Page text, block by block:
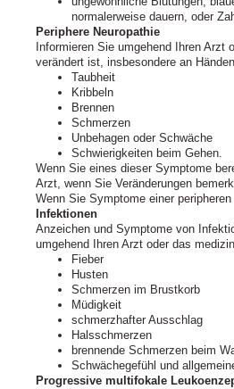
normalerweise dauern, oder
Periphere Neuropathie
Informieren Sie umgehend Ihren Arzt
verändert ist, insbesondere an
Taubheit
Kribbeln
Brennen
Schmerzen
Unbehagen oder Schwäche
Schwierigkeiten beim Gehen.
Wenn Sie eines dieser Symptome
Arzt, wenn Sie Veränderungen
Wenn Sie Symptome einer
Infektionen
Anzeichen und Symptome von
umgehend Ihren Arzt oder das
Fieber
Husten
Schmerzen im Brustkorb
Müdigkeit
schmerzhafter Ausschlag
Halsschmerzen
brennende Schmerzen beim
Schwächegefühl und
Progressive multifokale